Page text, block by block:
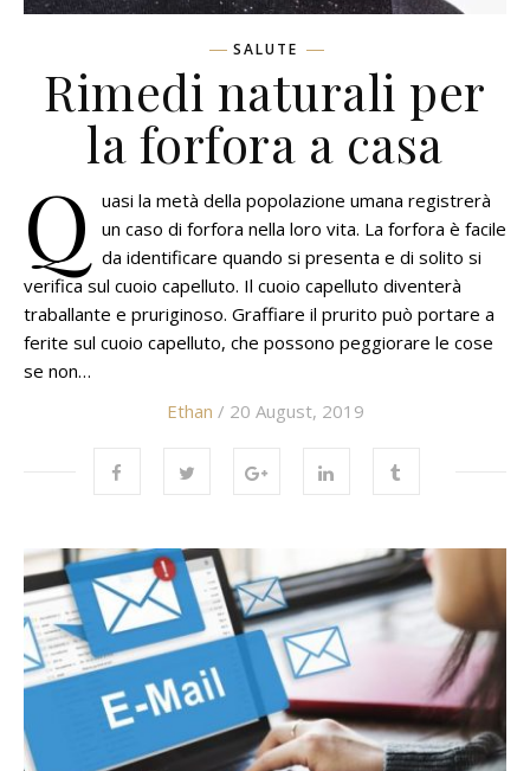
SALUTE
Rimedi naturali per
la forfora a casa
Q
uasi la metà della popolazione umana registrerà
un caso di forfora nella loro vita. La forfora è facile
da identificare quando si presenta e di solito si
verifica sul cuoio capelluto. Il cuoio capelluto diventerà
traballante e pruriginoso. Graffiare il prurito può portare a
ferite sul cuoio capelluto, che possono peggiorare le cose
se non…
Ethan / 20 August, 2019